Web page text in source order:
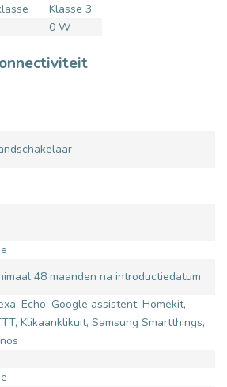
Klasse 3
0 W
48 maanden na introductiedatum
Echo, Google assistent, Homekit,
Klikaanklikuit, Samsung Smartthings,